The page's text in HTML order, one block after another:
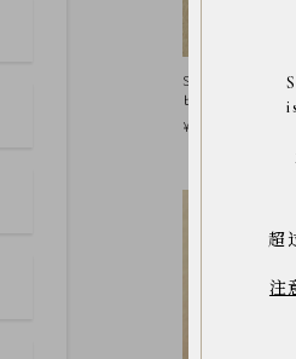
SV/K10 ワイドフ
ピアス
¥24,970
超
注